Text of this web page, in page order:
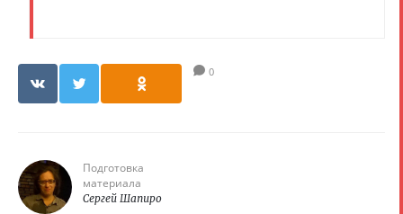
0
Подготовка
материала
Сергей Шапиро